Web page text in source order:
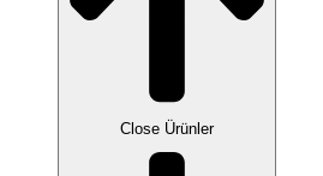
Close Ürünler